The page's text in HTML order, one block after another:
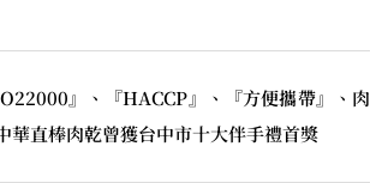
』、『HACCP』、『方便攜帶』、肉
華直棒肉乾曾獲台中市十大伴手禮首獎